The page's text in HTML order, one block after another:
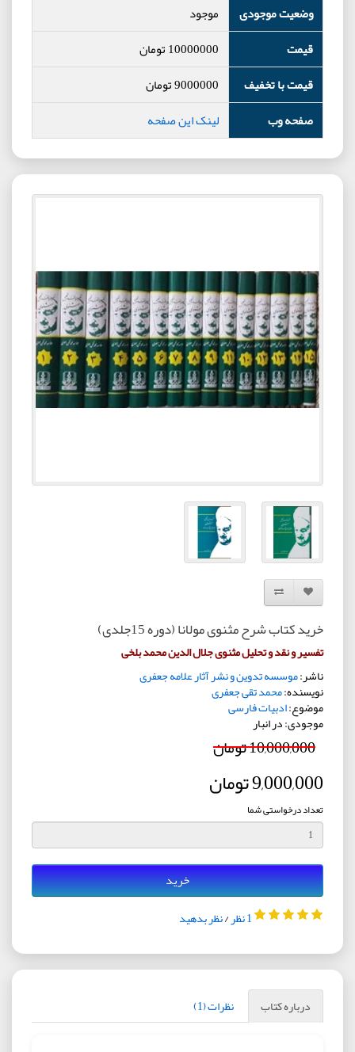
وضعیت موجودی
موجود
قیمت
10000000تومان
قیمت با تخفیف
9000000تومان
صفحه وب
لینک این صفحه
افزودن به لیست دلخواه
مقایسه این محصول
خرید کتاب شرح مثنوی مولانا (دوره 15جلدی)
تفسیر و نقد و تحلیل مثنوی جلال الدین محمد بلخی
ناشر:موسسه تدوین و نشر آثار علامه جعفری
نویسنده:محمد تقی جعفری
موضوع:ادبیات فارسی
موجودی: در انبار
10,000,000 تومان
9,000,000 تومان
تعداد درخواستی شما
خرید
1 نظر /نظر بدهید
درباره کتاب نظرات (1)